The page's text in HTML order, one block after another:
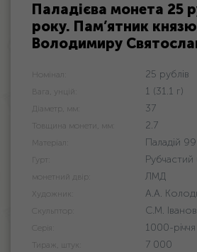
Паладієва монета 25
року. Пам’ятник князю
Володимиру
Номінал: 25 рублів
Вага, унцій: 1 (31.1 г)
Діаметр, мм: 37
Товщина монети, мм: 2.7
Матеріал: Паладій
Гурт:
монетний двір: ЛМД
Художник: А.А.
Скульптор: С.М. Іванов
Серія: 1000-річчя
Тираж, штук: 7 000